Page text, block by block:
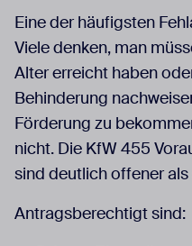
Eine der häufigsten
Viele denken, man
Alter erreicht haben
Behinderung
Förderung zu
nicht. Die KfW 455
sind deutlich offener
Antragsberechtigt sind: